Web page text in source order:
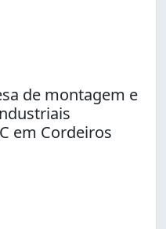
de montagem e
em Cordeiros